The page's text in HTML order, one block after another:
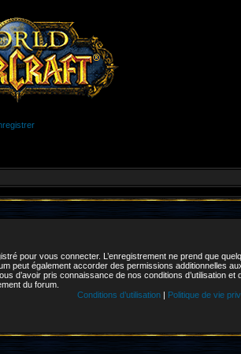
pour vous connecter. L’enregistrement ne prend que
peut également accorder des permissions additionnelles
d’avoir pris connaissance de nos conditions d’utilisation
du forum.
Conditions d’utilisation| Politique de vie